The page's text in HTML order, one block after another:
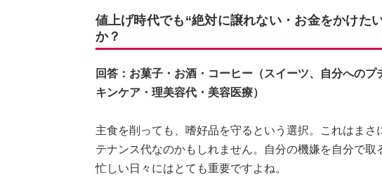
値上げ時代でも“絶対に譲れない・お金をかけた
か？
回答：お菓子・お酒・コーヒー（スイーツ、自分への
キンケア・理美容代・美容医療）
主食を削っても、嗜好品を守るという選択。これはま
テナンス代なのかもしれません。自分の機嫌を自分で
忙しい日々にはとても重要ですよね。